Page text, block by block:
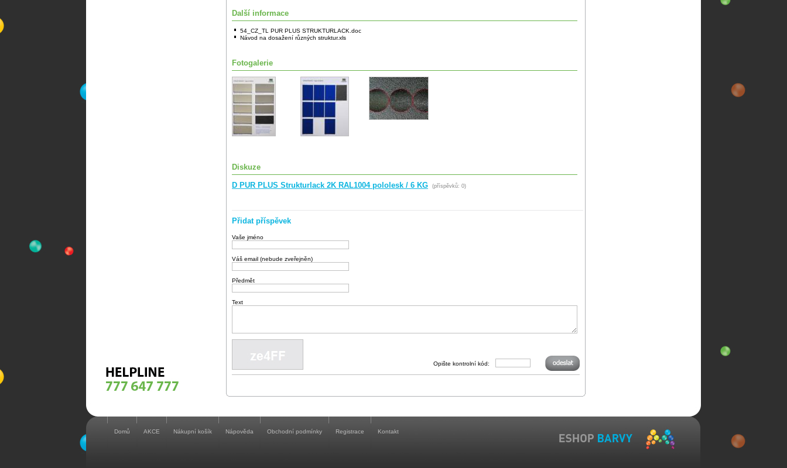
Další informace
54_CZ_TL PUR PLUS STRUKTURLACK.doc
Návod na dosažení různých struktur.xls
Fotogalerie
Diskuze
D PUR PLUS Strukturlack 2K RAL1004 pololesk / 6 KG (příspěvků: 0)
Přidat příspěvek
Vaše jméno
Váš email (nebude zveřejněn)
Předmět
Text
Opište kontrolní kód:
Domů AKCE Nákupní košík Nápověda Obchodní podmínky Registrace Kontakt